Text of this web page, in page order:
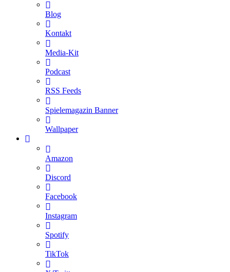
Blog
Kontakt
Media-Kit
Podcast
RSS Feeds
Spielemagazin Banner
Wallpaper
Amazon
Discord
Facebook
Instagram
Spotify
TikTok